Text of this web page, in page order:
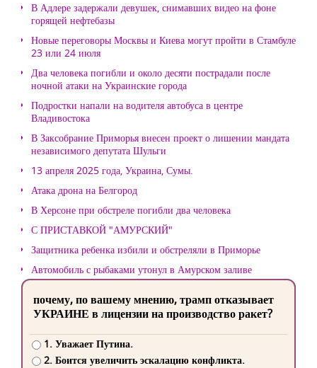
В Адлере задержали девушек, снимавших видео на фоне
горящей нефтебазы
Новые переговоры Москвы и Киева могут пройти в Стамбуле
23 или 24 июля
Два человека погибли и около десяти пострадали после
ночной атаки на Украинские города
Подростки напали на водителя автобуса в центре
Владивостока
В Заксобрание Приморья внесен проект о лишении мандата
независимого депутата Шульги
13 апреля 2025 года, Украина, Сумы.
Атака дрона на Белгород
В Херсоне при обстреле погибли два человека
С ПРИСТАВКОЙ "АМУРСКИЙ"
Защитника ребенка избили и обстреляли в Приморье
Автомобиль с рыбаками утонул в Амурском заливе
почему, по вашему мнению, трамп отказывает
УКРАИНЕ в лицензии на производство ракет?
1. Уважает Путина.
2. Боится увеличить эскалацию конфликта.